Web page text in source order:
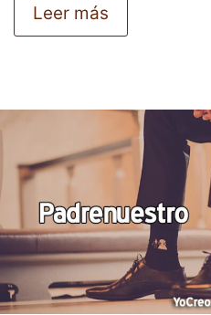
Leer más